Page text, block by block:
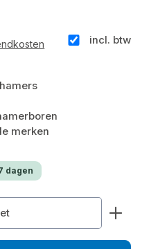
incl. btw
merken
dagen
de gewenste